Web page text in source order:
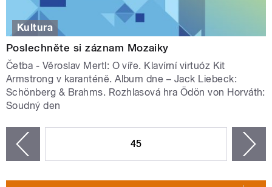
Kultura
Poslechněte si záznam Mozaiky
Četba - Věroslav Mertl: O víře. Klavírní virtuóz Kit
Armstrong v karanténě. Album dne – Jack Liebeck:
Schönberg & Brahms. Rozhlasová hra Ödön von Horváth:
Soudný den
45